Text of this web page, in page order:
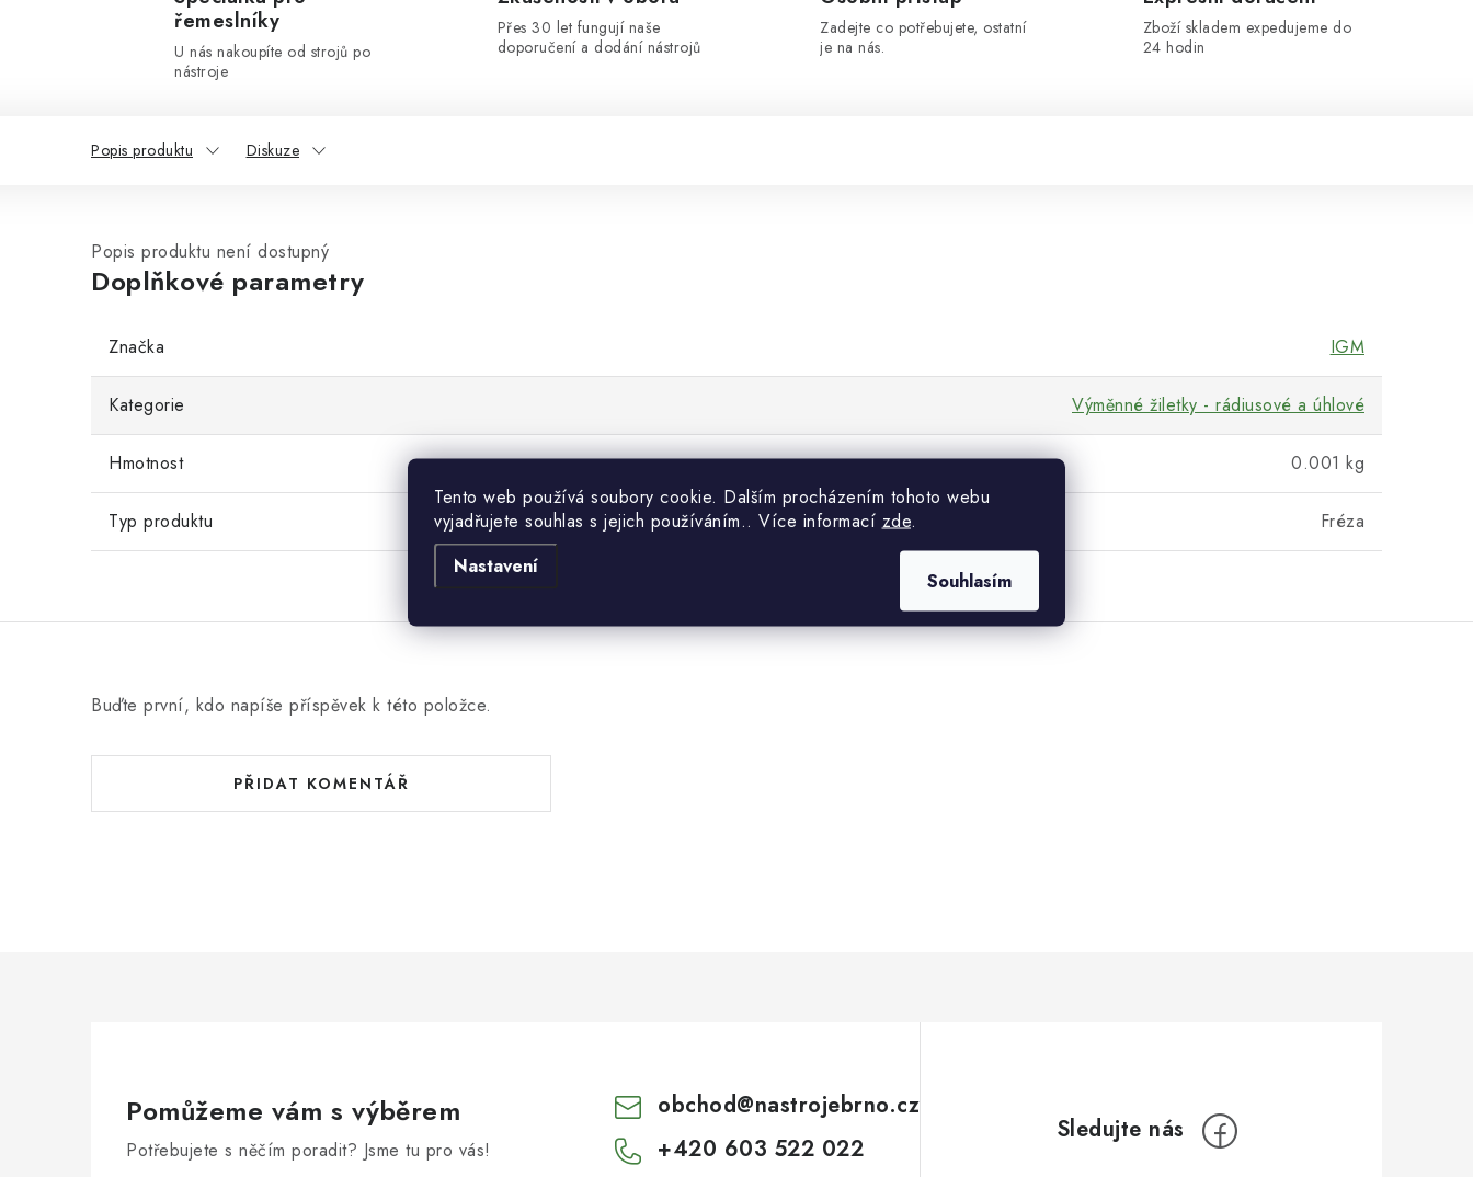
Tento web používá soubory cookie. Dalším procházením tohoto webu
vyjadřujete souhlas s jejich používáním.. Více informací zde.
Nastavení
Souhlasím
řemeslníky
U nás nakoupíte od strojů po
nástroje
Přes 30 let fungují naše
doporučení a dodání nástrojů
Zadejte co potřebujete, ostatní
je na nás.
Zboží skladem expedujeme do
24 hodin
Popis produktu Diskuze
Popis produktu není dostupný
Doplňkové parametry
Značka IGM
Kategorie Výměnné žiletky - rádiusové a úhlové
Hmotnost 0.001 kg
Typ produktu Fréza
Buďte první, kdo napíše příspěvek k této položce.
PŘIDAT KOMENTÁŘ
Pomůžeme vám s výběrem
Potřebujete s něčím poradit? Jsme tu pro vás!
obchod@nastrojebrno.cz
+420 603 522 022